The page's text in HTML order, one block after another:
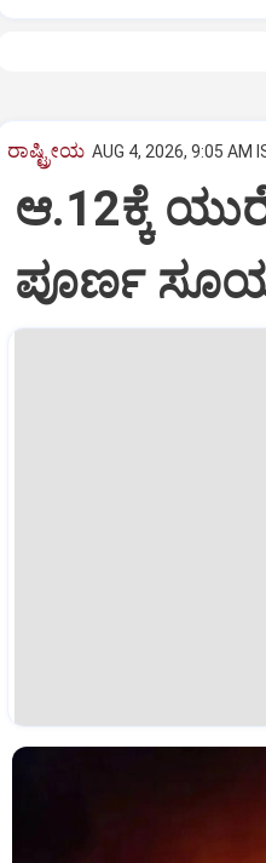
ರಾಷ್ಟ್ರೀಯ AUG 4, 2026, 9:05 AM
ಆ.12ಕ್ಕೆ
ಪೂರ್ಣ